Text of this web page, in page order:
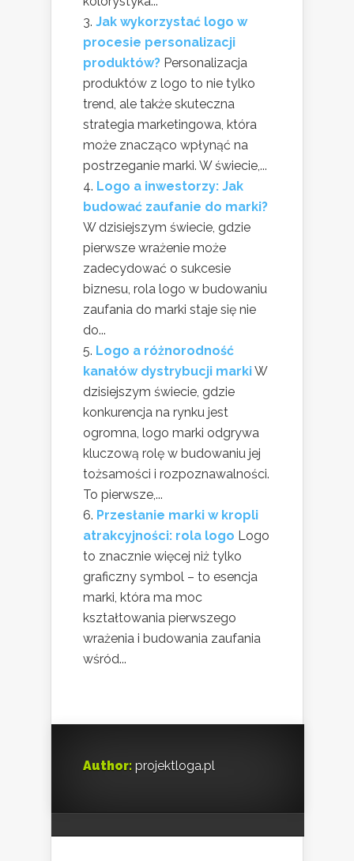
Jak wykorzystać logo w
procesie personalizacji
produktów? Personalizacja
produktów z logo to nie tylko
trend, ale także skuteczna
strategia marketingowa, która
może znacząco wpłynąć na
postrzeganie marki. W świecie,...
Logo a inwestorzy: Jak
budować zaufanie do marki?
W dzisiejszym świecie, gdzie
pierwsze wrażenie może
zadecydować o sukcesie
biznesu, rola logo w budowaniu
zaufania do marki staje się nie
do...
Logo a różnorodność
kanałów dystrybucji markiW
dzisiejszym świecie, gdzie
konkurencja na rynku jest
ogromna, logo marki odgrywa
kluczową rolę w budowaniu jej
tożsamości i rozpoznawalności.
To pierwsze,...
Przesłanie marki w kropli
atrakcyjności: rola logo Logo
to znacznie więcej niż tylko
graficzny symbol – to esencja
marki, która ma moc
kształtowania pierwszego
wrażenia i budowania zaufania
wśród...
Author: projektloga.pl